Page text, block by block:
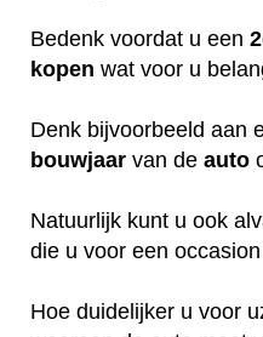
Bedenk voordat u een
kopen wat voor u
Denk bijvoorbeeld aan
bouwjaar van de auto
Natuurlijk kunt u ook
die u voor een
Hoe duidelijker u voor